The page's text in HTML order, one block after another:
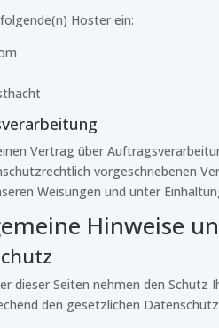
Hoster ein:
Vertrag über
vorgeschriebenen
Weisungen und unter
Hinweise
dieser Seiten nehmen den Schutz
den gesetzlichen